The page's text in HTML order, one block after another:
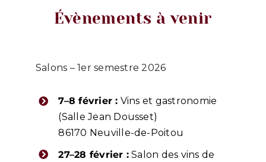
Évènements à venir
Salons – 1er semestre 2026
7–8 février : Vins et gastronomie
(Salle Jean Dousset)
86170 Neuville-de-Poitou
27–28 février : Salon des vins de